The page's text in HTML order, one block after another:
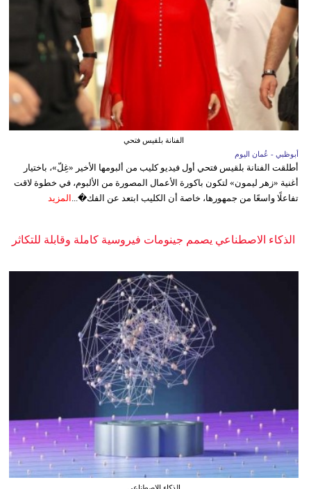
الفنانة بلقيس فتحي
أبوظبي - عُمان اليوم
أطلقت الفنانة بلقيس فتحي أول فيديو كليب من ألبومها الأخير «غِلّ»، باختيار
أغنية «زهر ليمون» لتكون باكورة الأعمال المصورة من الألبوم، في خطوة لاقت
تفاعلًا واسعًا من جمهورها، خاصة أن الكليب ابتعد عن الفك�...
المزيد
الذكاء الاصطناعي يصمم جينومات فيروسية كاملة وقابلة للتكاثر
الذكاء الاصطناعي